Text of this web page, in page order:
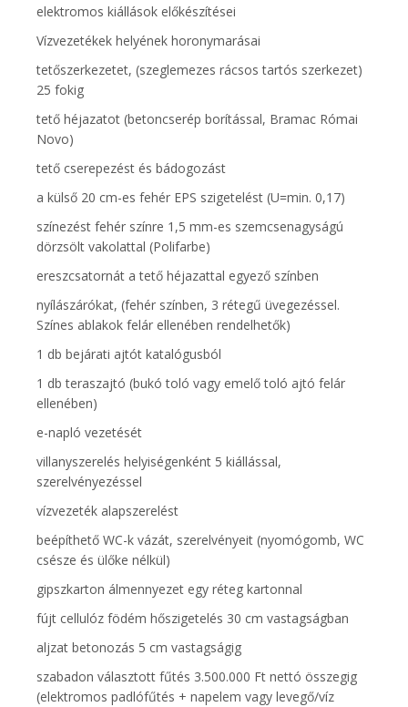
elektromos kiállások előkészítései
Vízvezetékek helyének horonymarásai
tetőszerkezetet, (szeglemezes rácsos tartós szerkezet)
25 fokig
tető héjazatot (betoncserép borítással, Bramac Római
Novo)
tető cserepezést és bádogozást
a külső 20 cm-es fehér EPS szigetelést (U=min. 0,17)
színezést fehér színre 1,5 mm-es szemcsenagyságú
dörzsölt vakolattal (Polifarbe)
ereszcsatornát a tető héjazattal egyező színben
nyílászárókat, (fehér színben, 3 rétegű üvegezéssel.
Színes ablakok felár ellenében rendelhetők)
1 db bejárati ajtót katalógusból
1 db teraszajtó (bukó toló vagy emelő toló ajtó felár
ellenében)
e-napló vezetését
villanyszerelés helyiségenként 5 kiállással,
szerelvényezéssel
vízvezeték alapszerelést
beépíthető WC-k vázát, szerelvényeit (nyomógomb, WC
csésze és ülőke nélkül)
gipszkarton álmennyezet egy réteg kartonnal
fújt cellulóz födém hőszigetelés 30 cm vastagságban
aljzat betonozás 5 cm vastagságig
szabadon választott fűtés 3.500.000 Ft nettó összegig
(elektromos padlófűtés + napelem vagy levegő/víz